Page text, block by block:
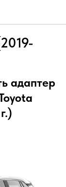
адаптер